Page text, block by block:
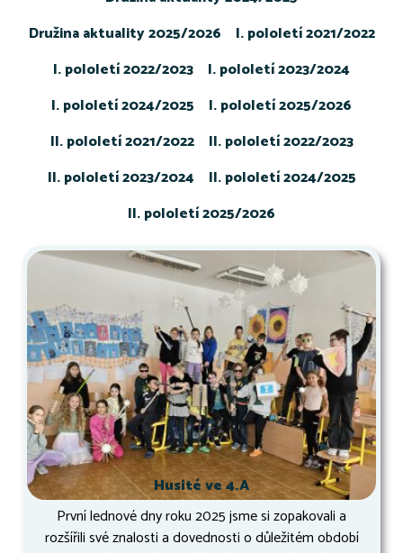
Družina aktuality 2025/2026
I. pololetí 2021/2022
I. pololetí 2022/2023
I. pololetí 2023/2024
I. pololetí 2024/2025
I. pololetí 2025/2026
II. pololetí 2021/2022
II. pololetí 2022/2023
II. pololetí 2023/2024
II. pololetí 2024/2025
II. pololetí 2025/2026
Husité ve 4.A
První lednové dny roku 2025 jsme si zopakovali a
rozšířili své znalosti a dovednosti o důležitém období